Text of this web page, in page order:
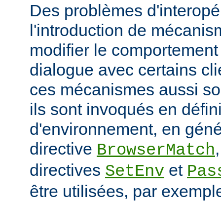
Des problèmes
l'introduction de
modifier le
dialogue avec certains
ces mécanismes aussi
ils sont invoqués en
d'environnement, en
directive BrowserMatch
directives SetEnv et
être utilisées, par